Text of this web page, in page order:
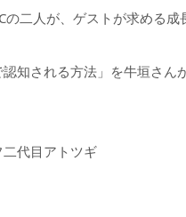
の二人が、ゲストが求める成
知される方法」を牛垣さん
代目アトツギ